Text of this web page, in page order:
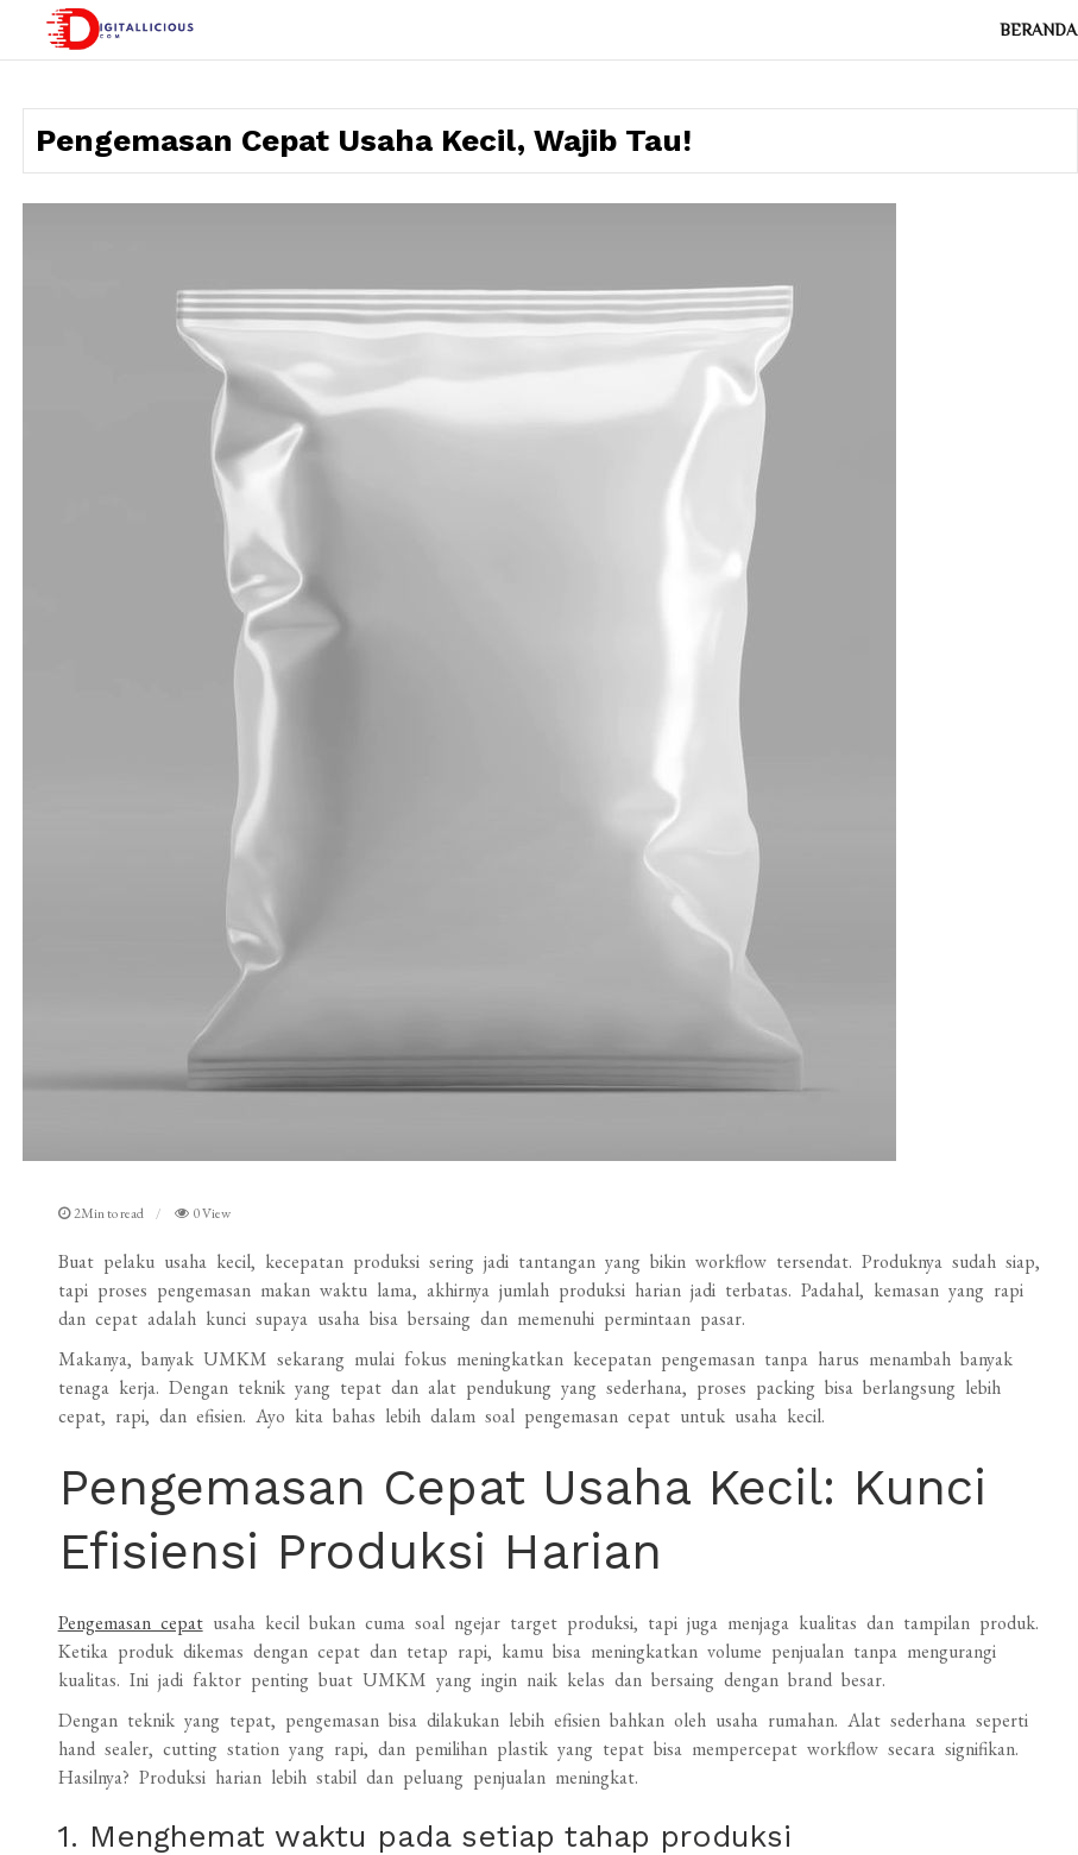
digitallicious.com
BERANDA
Pengemasan Cepat Usaha Kecil, Wajib Tau!
2Min to read 0 View
Buat pelaku usaha kecil, kecepatan produksi sering jadi tantangan yang bikin workflow tersendat. Produknya sudah siap,
tapi proses pengemasan makan waktu lama, akhirnya jumlah produksi harian jadi terbatas. Padahal, kemasan yang rapi
dan cepat adalah kunci supaya usaha bisa bersaing dan memenuhi permintaan pasar.
Makanya, banyak UMKM sekarang mulai fokus meningkatkan kecepatan pengemasan tanpa harus menambah banyak
tenaga kerja. Dengan teknik yang tepat dan alat pendukung yang sederhana, proses packing bisa berlangsung lebih
cepat, rapi, dan efisien. Ayo kita bahas lebih dalam soal pengemasan cepat untuk usaha kecil.
Pengemasan Cepat Usaha Kecil: Kunci
Efisiensi Produksi Harian
Pengemasan cepatusaha kecil bukan cuma soal ngejar target produksi, tapi juga menjaga kualitas dan tampilan produk.
Ketika produk dikemas dengan cepat dan tetap rapi, kamu bisa meningkatkan volume penjualan tanpa mengurangi
kualitas. Ini jadi faktor penting buat UMKM yang ingin naik kelas dan bersaing dengan brand besar.
Dengan teknik yang tepat, pengemasan bisa dilakukan lebih efisien bahkan oleh usaha rumahan. Alat sederhana seperti
hand sealer, cutting station yang rapi, dan pemilihan plastik yang tepat bisa mempercepat workflow secara signifikan.
Hasilnya? Produksi harian lebih stabil dan peluang penjualan meningkat.
1. Menghemat waktu pada setiap tahap produksi